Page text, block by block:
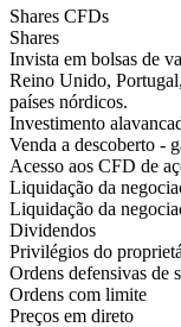
Shares CFDs
Shares
Invista em bolsas de
Reino Unido,
países nórdicos.
Investimento
Venda a descoberto -
Acesso aos CFD de
Liquidação da
Liquidação da
Dividendos
Privilégios do
Ordens defensivas de
Ordens com limite
Preços em direto